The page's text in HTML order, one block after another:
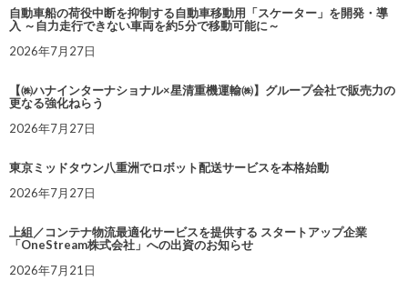
自動車船の荷役中断を抑制する自動車移動用「スケーター」を開発・導
入 ～自力走行できない車両を約5分で移動可能に～
2026年7月27日
【㈱ハナインターナショナル×星清重機運輸㈱】グループ会社で販売力の
更なる強化ねらう
2026年7月27日
東京ミッドタウン八重洲でロボット配送サービスを本格始動
2026年7月27日
上組／コンテナ物流最適化サービスを提供する スタートアップ企業
「OneStream株式会社」への出資のお知らせ
2026年7月21日